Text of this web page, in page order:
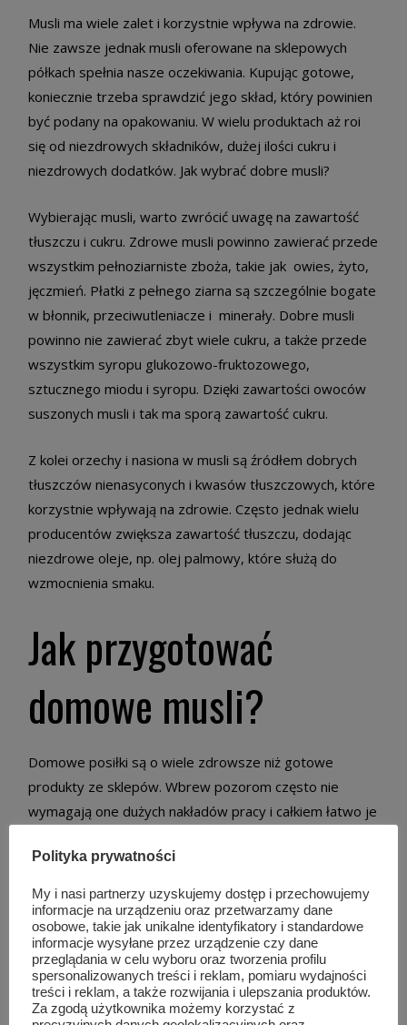
Musli ma wiele zalet i korzystnie wpływa na zdrowie.
Nie zawsze jednak musli oferowane na sklepowych
półkach spełnia nasze oczekiwania. Kupując gotowe,
koniecznie trzeba sprawdzić jego skład, który powinien
być podany na opakowaniu. W wielu produktach aż roi
się od niezdrowych składników, dużej ilości cukru i
niezdrowych dodatków. Jak wybrać dobre musli?
Wybierając musli, warto zwrócić uwagę na zawartość
tłuszczu i cukru. Zdrowe musli powinno zawierać przede
wszystkim pełnoziarniste zboża, takie jak owies, żyto,
jęczmień. Płatki z pełnego ziarna są szczególnie bogate
w błonnik, przeciwutleniacze i minerały. Dobre musli
powinno nie zawierać zbyt wiele cukru, a także przede
wszystkim syropu glukozowo-fruktozowego,
sztucznego miodu i syropu. Dzięki zawartości owoców
suszonych musli i tak ma sporą zawartość cukru.
Z kolei orzechy i nasiona w musli są źródłem dobrych
tłuszczów nienasyconych i kwasów tłuszczowych, które
korzystnie wpływają na zdrowie. Często jednak wielu
producentów zwiększa zawartość tłuszczu, dodając
niezdrowe oleje, np. olej palmowy, które służą do
wzmocnienia smaku.
Jak przygotować
domowe musli?
Domowe posiłki są o wiele zdrowsze niż gotowe
produkty ze sklepów. Wbrew pozorom często nie
wymagają one dużych nakładów pracy i całkiem łatwo je
wygodnie. Wystarczy zgromadzić odpowiednie składniki
i połączyć je ze sobą. Aby musli było bardziej chrupiące
można niektóre składniki podpiec w piekarniku lub
podgrzać na patelni.
Produkty wybieramy zgodnie z naszymi upodobaniami.
Do wyboru mamy płatki zbożowe, różne rodzaje
Polityka prywatności
My i nasi partnerzy uzyskujemy dostęp i przechowujemy
informacje na urządzeniu oraz przetwarzamy dane
osobowe, takie jak unikalne identyfikatory i standardowe
informacje wysyłane przez urządzenie czy dane
przeglądania w celu wyboru oraz tworzenia profilu
spersonalizowanych treści i reklam, pomiaru wydajności
treści i reklam, a także rozwijania i ulepszania produktów.
Za zgodą użytkownika możemy korzystać z